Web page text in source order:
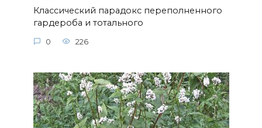
Классический парадокс переполненного
гардероба и тотального
0 226